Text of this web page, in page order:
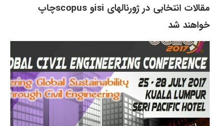
مقالات انتخابی در ژورنالهای isiو scopusچاپ
خواهند شد